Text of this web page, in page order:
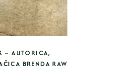
– AUTORICA,
BRENDA RAW